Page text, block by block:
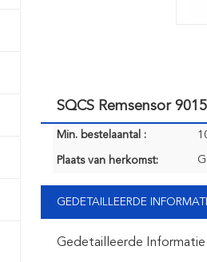
SQCS Remsensor
Min. bestelaantal :
Plaats van herkomst:
GEDETAILLEERDE
Gedetailleerde Informatie